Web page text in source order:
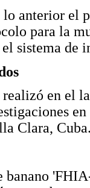
lo anterior el
para la
sistema de
en el
Clara,
banano